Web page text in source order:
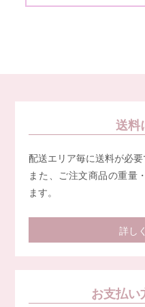
送料
配送エリア毎に送料が必要
また、ご注文商品の重量
ます。
詳し
お支払い